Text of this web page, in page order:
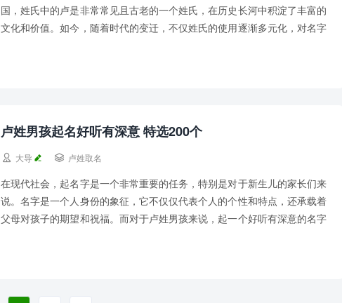
国，姓氏中的卢是非常常见且古老的一个姓氏，在历史长河中积淀了丰富的
文化和价值。如今，随着时代的变迁，不仅姓氏的使用逐渐多元化，对名字
卢姓男孩起名好听有深意 特选200个
 大导  卢姓取名
在现代社会，起名字是一个非常重要的任务，特别是对于新生儿的家长们来
说。名字是一个人身份的象征，它不仅仅代表个人的个性和特点，还承载着
父母对孩子的期望和祝福。而对于卢姓男孩来说，起一个好听有深意的名字